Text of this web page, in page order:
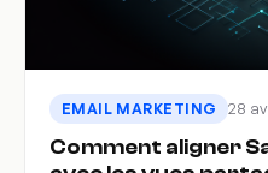
EMAIL MARKETING 28
Comment aligner